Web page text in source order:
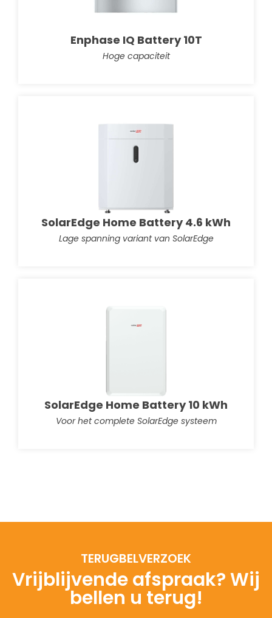
Enphase IQ Battery 10T
Hoge capaciteit
SolarEdge Home Battery 4.6 kWh
Lage spanning variant van SolarEdge
SolarEdge Home Battery 10 kWh
Voor het complete SolarEdge systeem
TERUGBELVERZOEK
Vrijblijvende afspraak? Wij
bellen u terug!